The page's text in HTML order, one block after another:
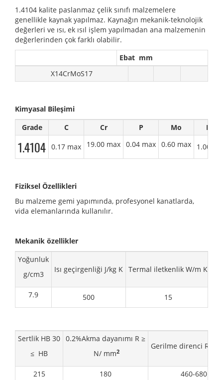
1.4104 kalite paslanmaz çelik sınıfı malzemelere
genellikle kaynak yapılmaz. Kaynağın mekanik-teknolojik
değerleri ve ısı, ek ısıl işlem yapılmadan ana malzemenin
değerlerinden çok farklı olabilir.
Ebat mm
X14CrMoS17
Kimyasal Bileşimi
Grade
C Cr P Mo Mn
1.4104 0.17 max 19.00 max 0.04 max 0.60 max 1.00
Fiziksel Özellikleri
Bu malzeme gemi yapımında, profesyonel kanatlarda,
vida elemanlarında kullanılır.
Mekanik özellikler
Yoğunluk
g/cm3
Isı geçirgenliği J/kg K Termal iletkenlik W/m K
7.9 500 15
Sertlik HB 30
≤ HB
0.2%Akma dayanımı R ≥
N/ mm2
Gerilme direnci R N/
215 180 460-680